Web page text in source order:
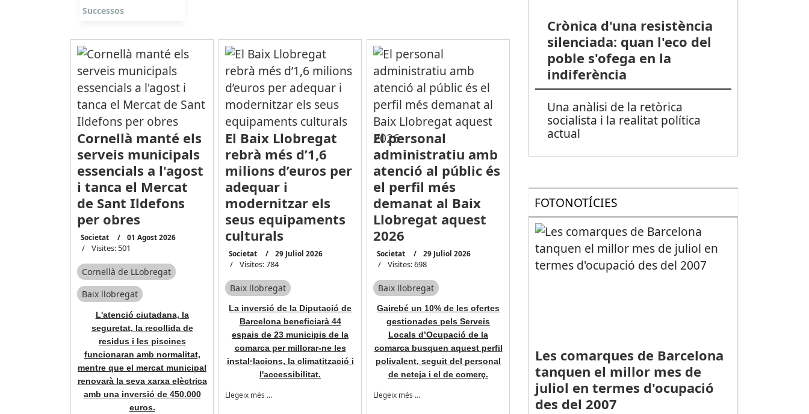
Successos
Cornellà manté els
serveis municipals
essencials a l'agost
i tanca el Mercat
de Sant Ildefons
per obres
Societat 01 Agost 2026
Visites: 501
Cornellà de LLobregat
Baix llobregat
L'atenció ciutadana, la
seguretat, la recollida de
residus i les piscines
funcionaran amb normalitat,
mentre que el mercat municipal
renovarà la seva xarxa elèctrica
amb una inversió de 450.000
euros.
El Baix Llobregat
rebrà més d’1,6
milions d’euros per
adequar i
modernitzar els
seus equipaments
culturals
Societat 29 Juliol 2026
Visites: 784
Baix llobregat
La inversió de la Diputació de
Barcelona beneficiarà 44
espais de 23 municipis de la
comarca per millorar-ne les
instal·lacions, la climatització i
l'accessibilitat.
Llegeix més …
El personal
administratiu amb
atenció al públic és
el perfil més
demanat al Baix
Llobregat aquest
2026
Societat 29 Juliol 2026
Visites: 698
Baix llobregat
Gairebé un 10% de les ofertes
gestionades pels Serveis
Locals d’Ocupació de la
comarca busquen aquest perfil
polivalent, seguit del personal
de neteja i el de comerç.
Llegeix més …
Crònica d'una resistència
silenciada: quan l'eco del
poble s'ofega en la
indiferència
Una anàlisi de la retòrica
socialista i la realitat política
actual
FOTONOTÍCIES
Les comarques de Barcelona
tanquen el millor mes de
juliol en termes d'ocupació
des del 2007